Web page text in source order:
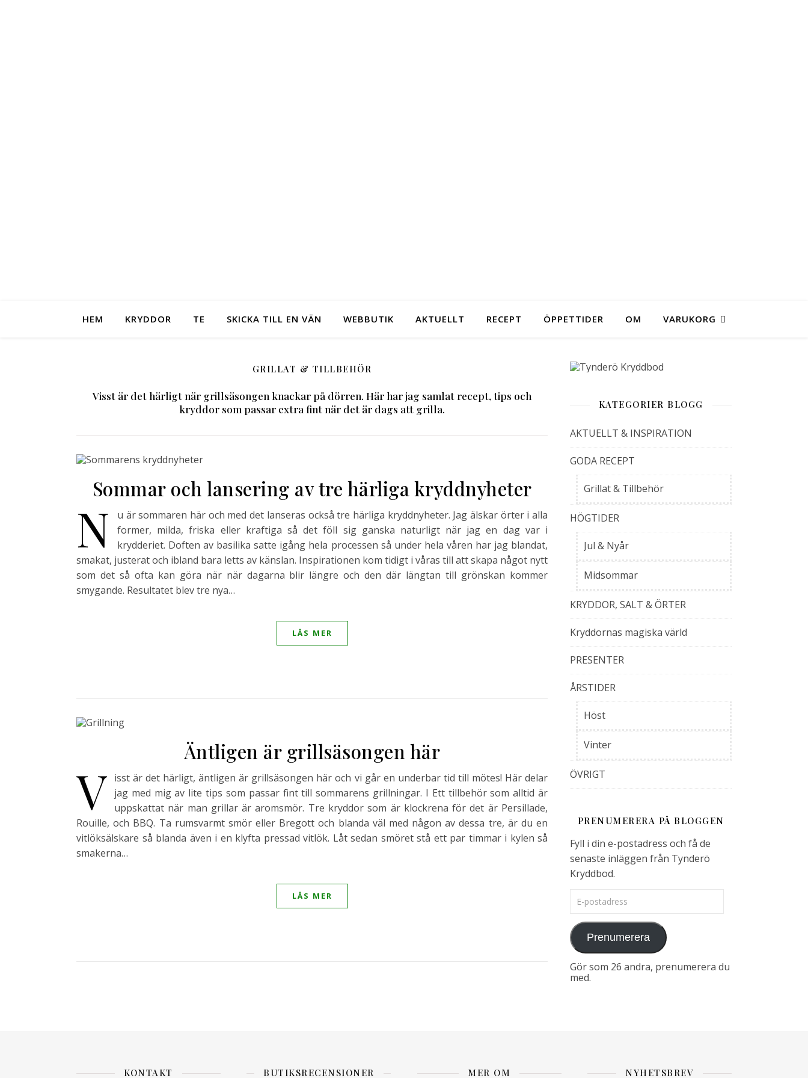
HEM KRYDDOR TE SKICKA TILL EN VÄN WEBBUTIK AKTUELLT RECEPT ÖPPETTIDER OM VARUKORG
GRILLAT & TILLBEHÖR
Visst är det härligt när grillsäsongen knackar på dörren. Här har jag samlat recept, tips och
kryddor som passar extra fint när det är dags att grilla.
Sommar och lansering av tre härliga kryddnyheter
N
u är sommaren här och med det lanseras också tre härliga kryddnyheter. Jag älskar örter i alla
former, milda, friska eller kraftiga så det föll sig ganska naturligt när jag en dag var i
krydderiet. Doften av basilika satte igång hela processen så under hela våren har jag blandat,
smakat, justerat och ibland bara letts av känslan. Inspirationen kom tidigt i våras till att skapa något nytt
som det så ofta kan göra när när dagarna blir längre och den där längtan till grönskan kommer
smygande. Resultatet blev tre nya…
LÄS MER
Äntligen är grillsäsongen här
V isst är det härligt, äntligen är grillsäsongen här och vi går en underbar tid till mötes! Här delar
jag med mig av lite tips som passar fint till sommarens grillningar. I Ett tillbehör som alltid är
uppskattat när man grillar är aromsmör. Tre kryddor som är klockrena för det är Persillade,
Rouille, och BBQ. Ta rumsvarmt smör eller Bregott och blanda väl med någon av dessa tre, är du en
vitlöksälskare så blanda även i en klyfta pressad vitlök. Låt sedan smöret stå ett par timmar i kylen så
smakerna…
LÄS MER
KATEGORIER BLOGG
AKTUELLT & INSPIRATION
GODA RECEPT
Grillat & Tillbehör
HÖGTIDER
Jul & Nyår
Midsommar
KRYDDOR, SALT & ÖRTER
Kryddornas magiska värld
PRESENTER
ÅRSTIDER
Höst
Vinter
ÖVRIGT
PRENUMERERA PÅ BLOGGEN
Fyll i din e-postadress och få de
senaste inläggen från Tynderö
Kryddbod.
E-postadress
Prenumerera
Gör som 26 andra, prenumerera du
med.
KONTAKT BUTIKSRECENSIONER MER OM NYHETSBREV